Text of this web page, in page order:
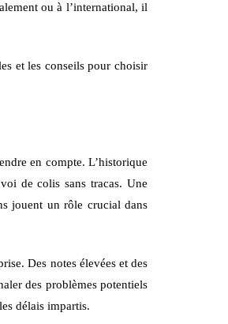
ou à l’international, il
et les conseils pour choisir
en compte. L’historique
de colis sans tracas. Une
jouent un rôle crucial dans
Des notes élevées et des
des problèmes potentiels
délais impartis.